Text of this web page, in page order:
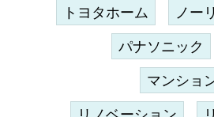
トヨタホーム ノー
パナソニック
マンショ